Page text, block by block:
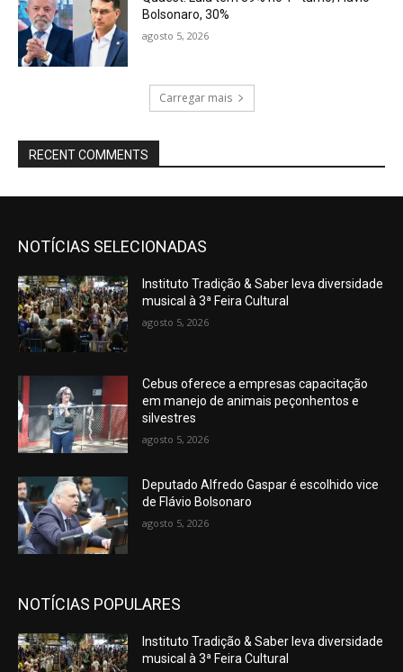
Bolsonaro, 30%
agosto 5, 2026
Carregar mais
RECENT COMMENTS
NOTÍCIAS SELECIONADAS
Instituto Tradição & Saber leva diversidade
musical à 3ª Feira Cultural
agosto 5, 2026
Cebus oferece a empresas capacitação
em manejo de animais peçonhentos e
silvestres
agosto 5, 2026
Deputado Alfredo Gaspar é escolhido vice
de Flávio Bolsonaro
agosto 5, 2026
NOTÍCIAS POPULARES
Instituto Tradição & Saber leva diversidade
musical à 3ª Feira Cultural